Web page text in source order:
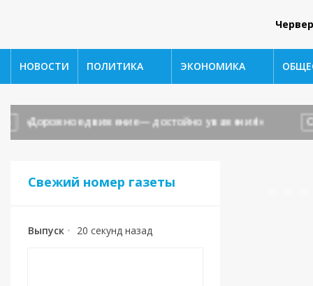
НОВОСТИ ПОЛИТИКА ЭКОНОМИКА
движение — достойно уважения!»
Свежий номер газеты
Выпуск • 20 секунд назад